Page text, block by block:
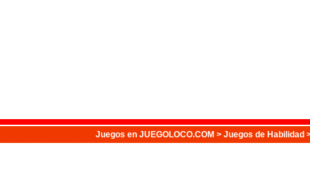
Juegos en JUEGOLOCO.COM > Juegos de Habilidad